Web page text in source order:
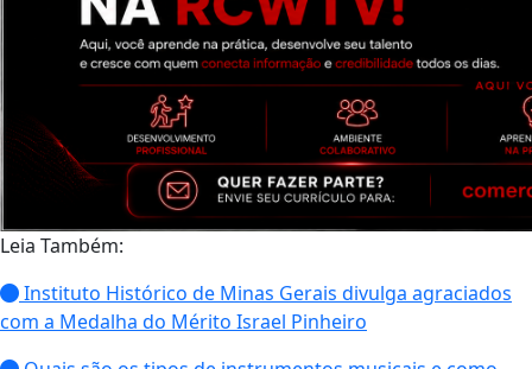
Leia Também:
Instituto Histórico de Minas Gerais divulga agraciados
com a Medalha do Mérito Israel Pinheiro